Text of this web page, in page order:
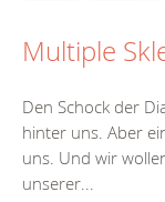
Multiple
Den Schock der
hinter uns. Aber
uns. Und wir
unserer...